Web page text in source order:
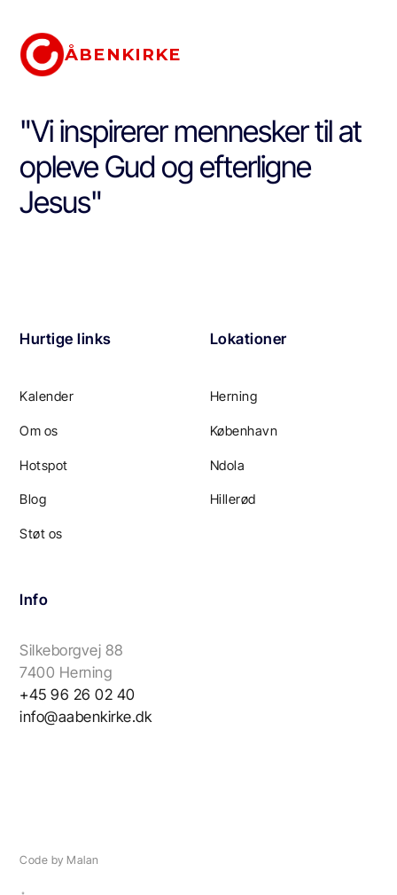
ÅBENKIRKE
"Vi inspirerer mennesker til at
opleve Gud og efterligne
Jesus"
Hurtige links
Kalender
Om os
Hotspot
Blog
Støt os
Lokationer
Herning
København
Ndola
Hillerød
Info
Silkeborgvej 88
7400 Herning
+45 96 26 02 40
info@aabenkirke.dk
Code by Malan